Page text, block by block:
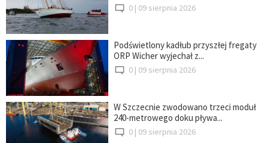
0 | 09 sierpnia 2026
Podświetlony kadłub przyszłej fregaty
ORP Wicher wyjechał z...
0 | 09 sierpnia 2026
W Szczecnie zwodowano trzeci moduł
240-metrowego doku pływa...
0 | 09 sierpnia 2026